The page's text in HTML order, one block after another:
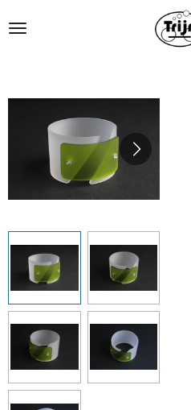
direct